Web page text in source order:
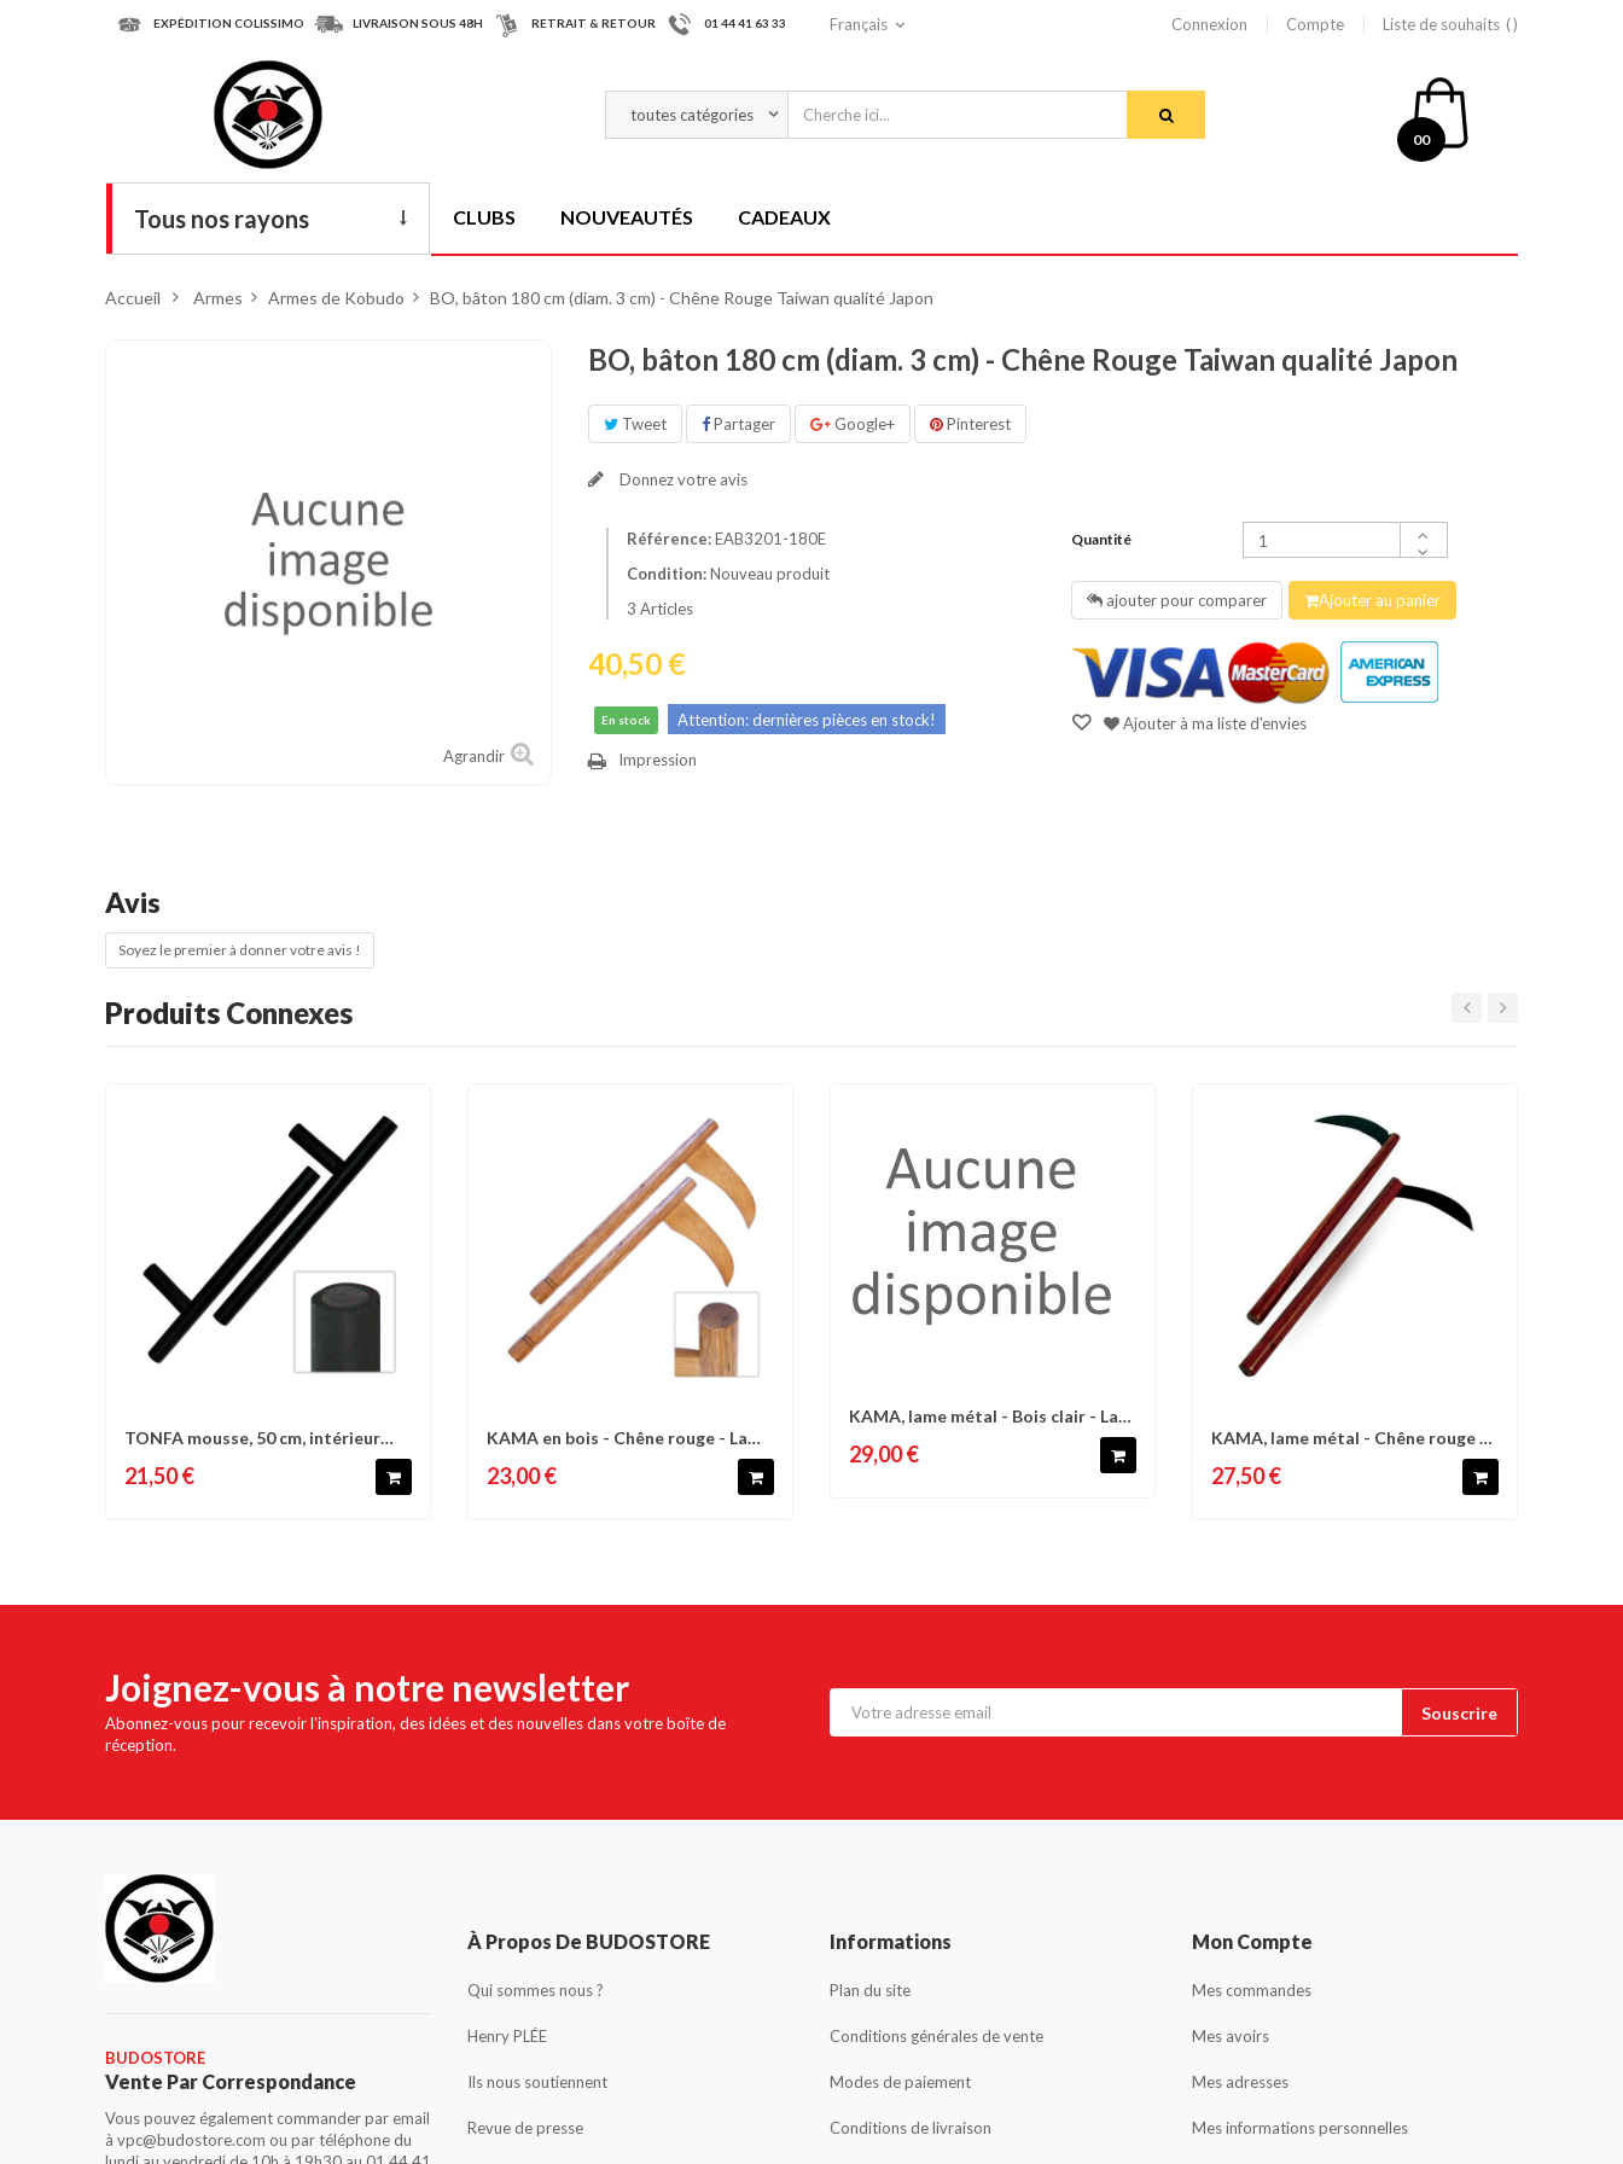
EXPÉDITION COLISSIMO LIVRAISON SOUS 48H RETRAIT & RETOUR 01 44 41 63 33 Français Connexion Compte Liste de souhaits
00
Tous nos rayons
Protections
Cible de frappe
Condition physique
CLUBS NOUVEAUTÉS CADEAUX
Accueil > Armes > Armes de Kobudo > BO, bâton 180 cm (diam. 3 cm) - Chêne Rouge Taiwan qualité Japon
Agrandir
BO, bâton 180 cm (diam. 3 cm) - Chêne Rouge Taiwan qualité Japon
Tweet Partager Google+ Pinterest
Donnez votre avis
Référence:EAB3201-180E
Condition:Nouveau produit
3 Articles
40,50 €
En stock Attention: dernières pièces en stock!
Impression
Quantité
ajouter pour comparer Ajouter au panier
Ajouter à ma liste d'envies
Avis
Soyez le premier à donner votre avis !
Produits Connexes
Comparer Liste d'envies
TONFA mousse, 50 cm, intérieur
21,50 €
Comparer Liste d'envies
KAMA en bois - Chêne rouge - La
23,00 €
Comparer Liste d'envies
KAMA, lame métal - Bois clair - La
29,00 €
Comparer Liste d'envies
KAMA, lame métal - Chêne rouge -
27,50 €
Joignez-vous à notre newsletter
Abonnez-vous pour recevoir l'inspiration, des idées et des nouvelles dans votre boîte de
réception.
BUDOSTORE
Vente Par Correspondance
Vous pouvez également commander par email
à vpc@budostore.com ou par téléphone du
À Propos De BUDOSTORE
Qui sommes nous ?
Henry PLÉE
Ils nous soutiennent
Revue de presse
Informations
Plan du site
Conditions générales de vente
Modes de paiement
Conditions de livraison
Mon Compte
Mes commandes
Mes avoirs
Mes adresses
Mes informations personnelles